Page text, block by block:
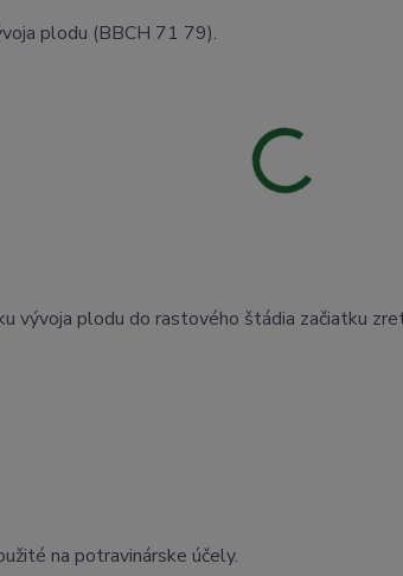
plodu (BBCH 71 79).
vývoja plodu do rastového štádia začiatku
na potravinárske účely.